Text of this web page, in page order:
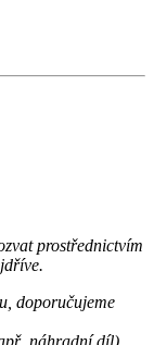
prostřednictvím
doporučujeme
náhradní díl),